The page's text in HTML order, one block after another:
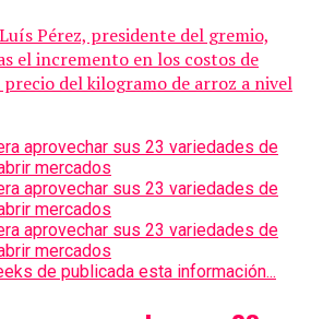
Luís Pérez, presidente del gremio,
el incremento en los costos de
del kilogramo de arroz a nivel
de publicada esta información...